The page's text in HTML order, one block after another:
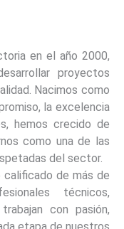
en el año 2000,
proyectos
Nacimos como
la excelencia
hemos crecido de
como una de las
del sector.
de más de
técnicos,
con pasión,